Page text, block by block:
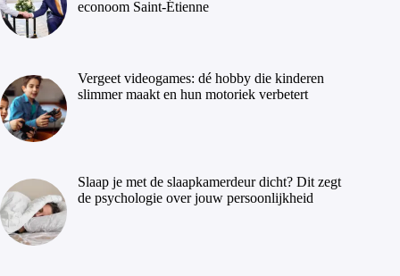
econoom Saint-Étienne
Vergeet videogames: dé hobby die kinderen
slimmer maakt en hun motoriek verbetert
Slaap je met de slaapkamerdeur dicht? Dit zegt
de psychologie over jouw persoonlijkheid